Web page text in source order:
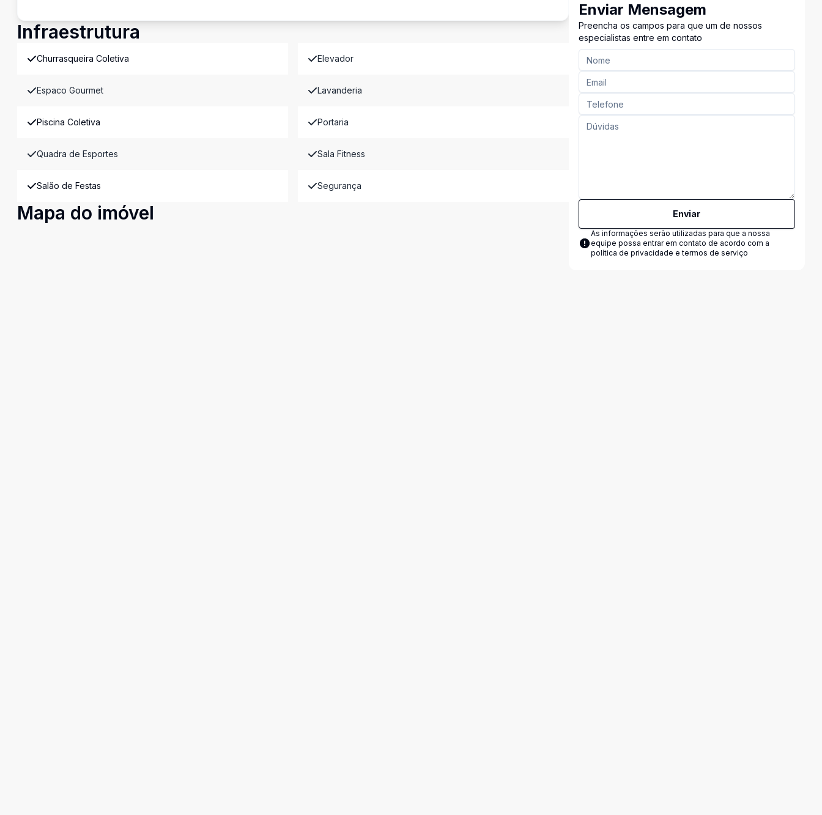
Infraestrutura
Churrasqueira Coletiva Elevador
Espaco Gourmet Lavanderia
Piscina Coletiva Portaria
Quadra de Esportes Sala Fitness
Salão de Festas Segurança
Mapa do imóvel
Enviar Mensagem
Preencha os campos para que um de nossos
especialistas entre em contato
Enviar
As informações serão utilizadas para que a nossa
equipe possa entrar em contato de acordo com a
política de privacidade e termos de serviço